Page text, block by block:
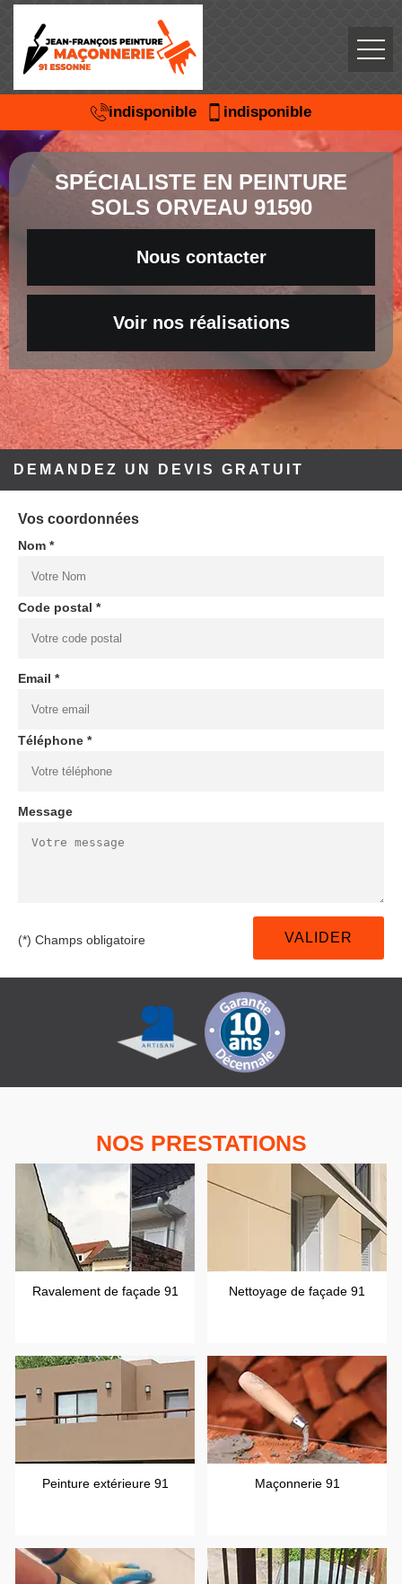
indisponible indisponible
SPÉCIALISTE EN PEINTURE
SOLS ORVEAU 91590
Nous contacter
Voir nos réalisations
DEMANDEZ UN DEVIS GRATUIT
Vos coordonnées
Nom *
Code postal *
Email *
Téléphone *
Message
(*) Champs obligatoire
NOS PRESTATIONS
Ravalement de façade 91 Nettoyage de façade 91
Peinture extérieure 91 Maçonnerie 91